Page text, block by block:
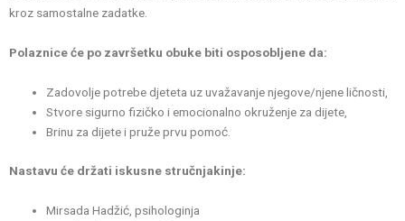
kroz samostalne zadatke.
Polaznice će po završetku obuke biti osposobljene da:
Zadovolje potrebe djeteta uz uvažavanje njegove/njene ličnosti,
Stvore sigurno fizičko i emocionalno okruženje za dijete,
Brinu za dijete i pruže prvu pomoć.
Nastavu će držati iskusne stručnjakinje:
Mirsada Hadžić, psihologinja